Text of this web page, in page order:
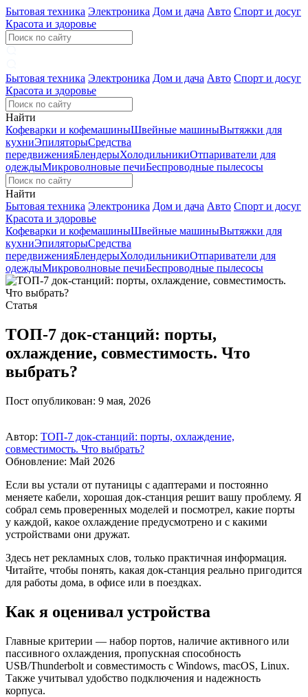
Бытовая техника Электроника Дом и дача Авто Спорт и досуг
Красота и здоровье
Бытовая техника Электроника Дом и дача Авто Спорт и досуг
Красота и здоровье
Найти
Кофеварки и кофемашиныШвейные машиныВытяжки для
кухниЭпиляторыСредства
передвиженияБлендерыХолодильникиОтпариватели для
одеждыМикроволновые печиБеспроводные пылесосы
Найти
Бытовая техника Электроника Дом и дача Авто Спорт и досуг
Красота и здоровье
Кофеварки и кофемашиныШвейные машиныВытяжки для
кухниЭпиляторыСредства
передвиженияБлендерыХолодильникиОтпариватели для
одеждыМикроволновые печиБеспроводные пылесосы
Статья
ТОП‑7 док‑станций: порты,
охлаждение, совместимость. Что
выбрать?
Пост опубликован: 9 мая, 2026
Автор: ТОП‑7 док‑станций: порты, охлаждение,
совместимость. Что выбрать?
Обновление: Май 2026
Если вы устали от путаницы с адаптерами и постоянно
меняете кабели, хорошая док‑станция решит вашу проблему. Я
собрал семь проверенных моделей и посмотрел, какие порты
у каждой, какое охлаждение предусмотрено и с какими
устройствами они дружат.
Здесь нет рекламных слов, только практичная информация.
Читайте, чтобы понять, какая док‑станция реально пригодится
для работы дома, в офисе или в поездках.
Как я оценивал устройства
Главные критерии — набор портов, наличие активного или
пассивного охлаждения, пропускная способность
USB/Thunderbolt и совместимость с Windows, macOS, Linux.
Также учитывал удобство подключения и надежность
корпуса.